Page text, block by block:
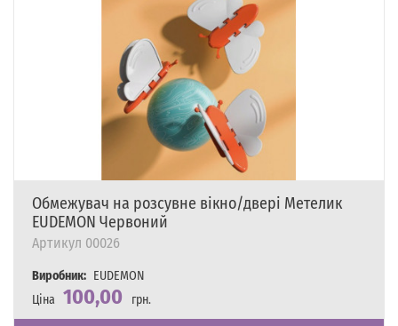
Обмежувач на розсувне вікно/двері Метелик
EUDEMON Червоний
Артикул 00026
Виробник: EUDEMON
Ціна 100,00
грн.
Наявність
Є в наявності